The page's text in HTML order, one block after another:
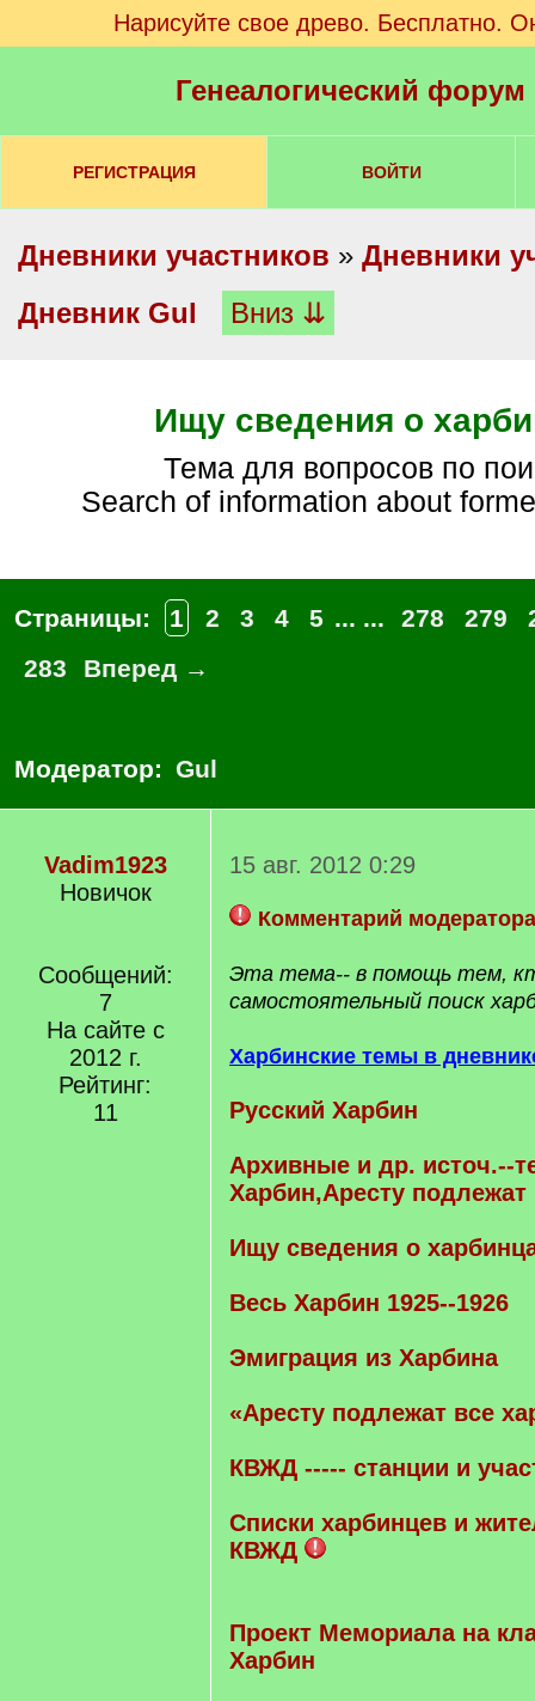
Нарисуйте свое древо. Бесплатно.
Генеалогический
РЕГИСТРАЦИЯ ВОЙТИ
Дневники участников » Дневники
Дневник Gul
Вниз ⇊
Ищу сведения о
Тема для вопросов по
Search of information about
Страницы: 1 2 3 4 5 ... ... 278 279
283
Вперед →
Модератор: Gul
Vadim1923
Новичок
Сообщений:
7
На сайте с
2012 г.
Рейтинг:
11
15 авг. 2012 0:29
Комментарий
Эта тема-- в помощь тем,
самостоятельный поиск
Харбинские темы в
Русский Харбин
Архивные и др. источ.--
Харбин,Аресту подлежат
Ищу сведения о
Весь Харбин 1925--1926
Эмиграция из Харбина
«Аресту подлежат все
КВЖД ----- станции и
Cписки харбинцев и
КВЖД
Проект Мемориала на
Харбин